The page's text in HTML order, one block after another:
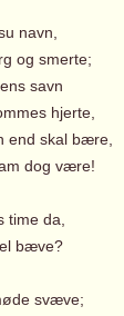
navn,
og smerte;
savn
hjerte,
skal bære,
dog være!
time da,
bæve?
svæve;